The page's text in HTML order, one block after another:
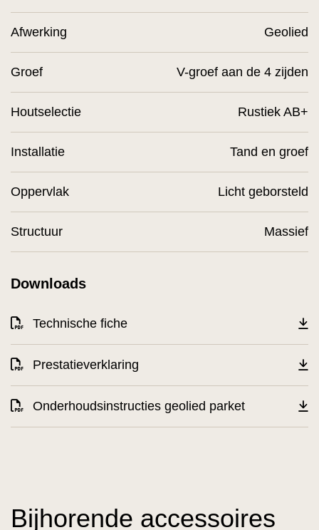
Downloads
Technische fiche
Prestatieverklaring
Onderhoudsinstructies geolied parket
Afwerking Geolied
Groef V-groef aan de 4 zijden
Houtselectie Rustiek AB+
Installatie Tand en groef
Oppervlak Licht geborsteld
Structuur Massief
Bijhorende accessoires